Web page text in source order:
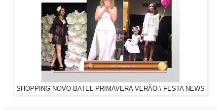
SHOPPING NOVO BATEL PRIMAVERA VERÃO \ FESTA NEWS